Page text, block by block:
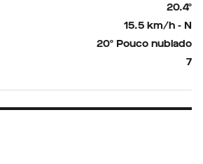
20.4º
15.5 km/h - N
20º Pouco nublado
7